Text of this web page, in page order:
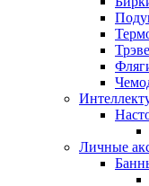
Личные